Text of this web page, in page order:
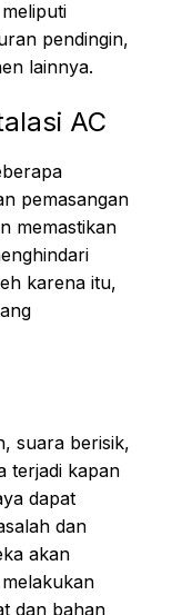
pendingin,
lainnya.
AC
pemasangan
memastikan
karena itu,
suara berisik,
terjadi kapan
dapat
dan
akan
dan bahan